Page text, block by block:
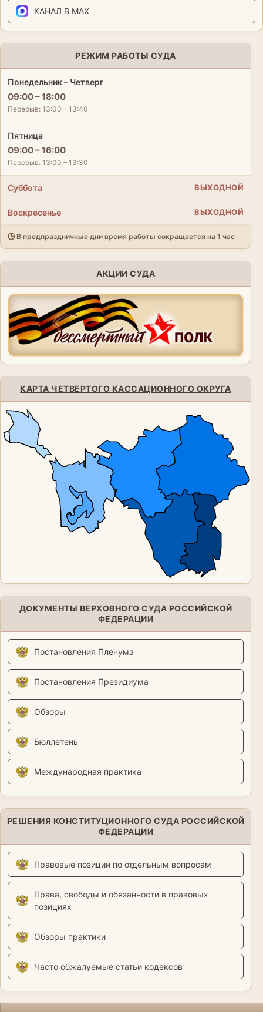
КАНАЛ В MAX
РЕЖИМ РАБОТЫ СУДА
Понедельник – Четверг
09:00 – 18:00
Перерыв: 13:00 – 13:40
Пятница
09:00 – 16:00
Перерыв: 13:00 – 13:30
Суббота ВЫХОДНОЙ
Воскресенье ВЫХОДНОЙ
🕒 В предпраздничные дни время работы сокращается на 1 час
АКЦИИ СУДА
КАРТА ЧЕТВЕРТОГО КАССАЦИОННОГО ОКРУГА
ДОКУМЕНТЫ ВЕРХОВНОГО СУДА РОССИЙСКОЙ
ФЕДЕРАЦИИ
Постановления Пленума
Постановления Президиума
Обзоры
Бюллетень
Международная практика
РЕШЕНИЯ КОНСТИТУЦИОННОГО СУДА РОССИЙСКОЙ
ФЕДЕРАЦИИ
Правовые позиции по отдельным вопросам
Права, свободы и обязанности в правовых
позициях
Обзоры практики
Часто обжалуемые статьи кодексов